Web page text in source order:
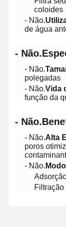
Início
coloides
- Não.
de água
- Não.
- Não.
polegadas
- Não.Vida
função da
- Não.
- Não.Alta
poros
- Não.